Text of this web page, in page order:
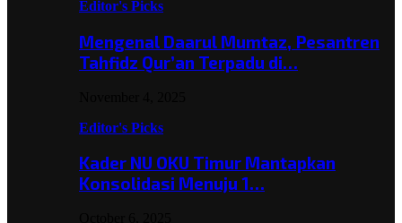
Editor's Picks
Mengenal Daarul Mumtaz, Pesantren
Tahfidz Qur’an Terpadu di…
Editor's Picks
Kader NU OKU Timur Mantapkan
Konsolidasi Menuju 1…